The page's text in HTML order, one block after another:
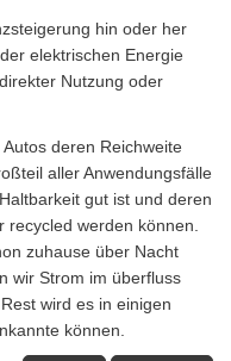
hin oder her
elektrischen Energie
Nutzung oder
deren Reichweite
aller Anwendungsfälle
gut ist und deren
werden können.
zuhause über Nacht
wir Strom im überfluss
wird es in einigen
können.